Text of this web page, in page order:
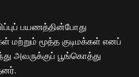
பயணத்தின்போது
மூத்த குடிமக்கள் எனப்
அவருக்குப் பூங்கொத்து